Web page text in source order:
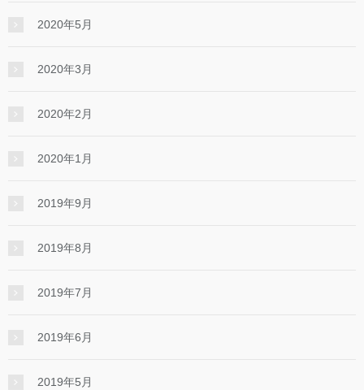
2020年5月
2020年3月
2020年2月
2020年1月
2019年9月
2019年8月
2019年7月
2019年6月
2019年5月